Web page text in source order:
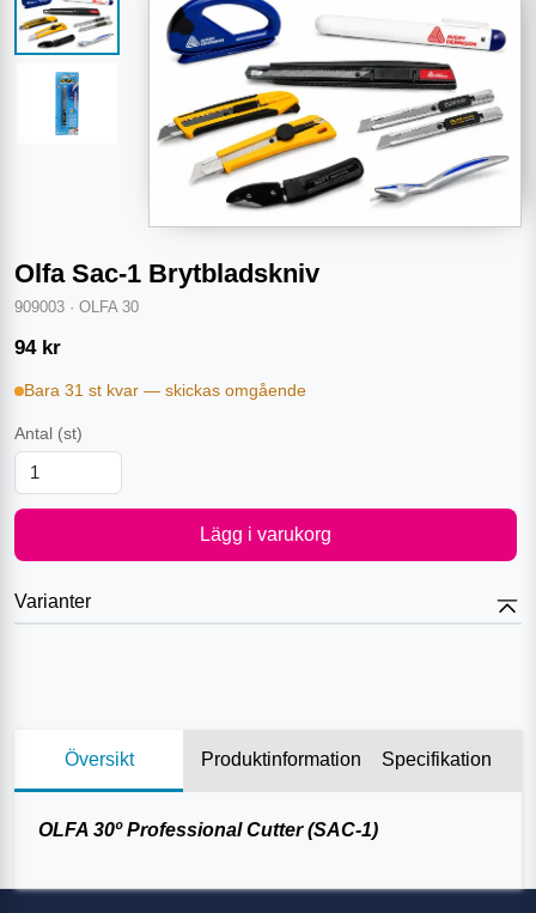
Olfa Sac-1 Brytbladskniv
909003 · OLFA 30
94 kr
Bara 31 st kvar — skickas omgående
Antal (st)
Lägg i varukorg
Varianter
Översikt Produktinformation Specifikation
OLFA 30º Professional Cutter (SAC-1)